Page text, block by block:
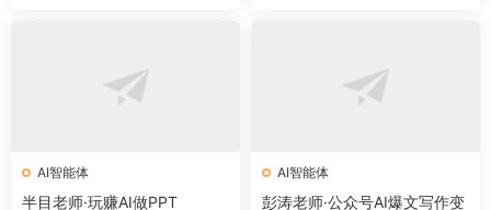
AI智能体
半目老师·玩赚AI做PPT
AI智能体
彭涛老师·公众号AI爆文写作变